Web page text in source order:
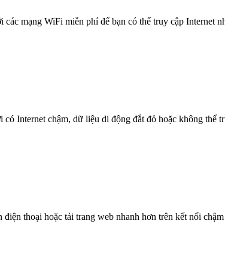
mạng WiFi miễn phí để bạn có thể truy cập Internet
Internet chậm, dữ liệu di động đắt đỏ hoặc không
thoại hoặc tải trang web nhanh hơn trên kết nối